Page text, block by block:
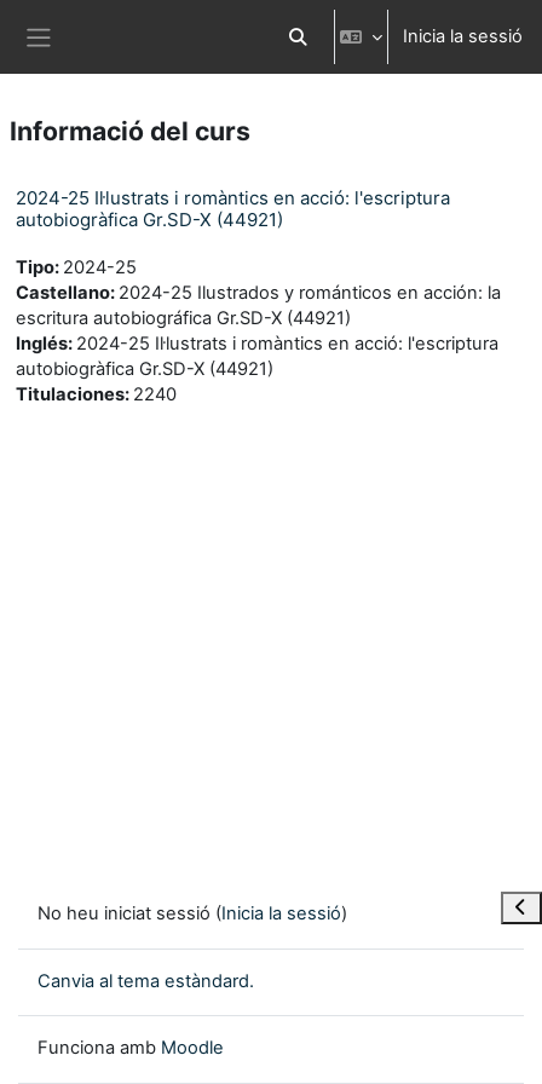
Commuta l'entrada de la cerca
Inicia la sessió
Informació del curs
2024-25 Il·lustrats i romàntics en acció: l'escriptura
autobiogràfica Gr.SD-X (44921)
Tipo: 2024-25
Castellano: 2024-25 Ilustrados y románticos en acción: la
escritura autobiográfica Gr.SD-X (44921)
Inglés: 2024-25 Il·lustrats i romàntics en acció: l'escriptura
autobiogràfica Gr.SD-X (44921)
Titulaciones: 2240
No heu iniciat sessió (Inicia la sessió)
Canvia al tema estàndard.
Funciona amb Moodle